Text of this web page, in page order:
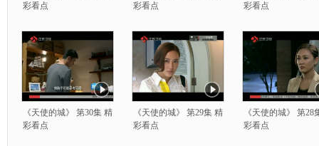
彩看点
彩看点
彩看点
《天使的城》 第30集 精
彩看点
《天使的城》 第29集 精
彩看点
《天使的城》 第28
彩看点